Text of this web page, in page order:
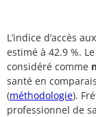
L’indice d’accès
estimé à 42.9 %.
considéré comme
santé en
(méthodologie).
professionnel de